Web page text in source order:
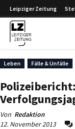
Leipziger Zeitung
Leben Fälle & Unfälle
Von Redaktion
12. November 2013